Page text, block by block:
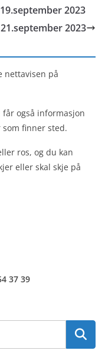
2023
2023
nettavisen på
også informasjon
finner sted.
ros, og du kan
eller skal skje på
37 39